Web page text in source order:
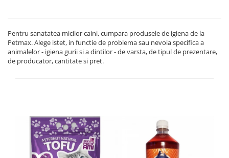
Pentru sanatatea micilor caini, cumpara produsele de igiena de la
Petmax. Alege istet, in functie de problema sau nevoia specifica a
animalelor - igiena gurii si a dintilor - de varsta, de tipul de prezentare,
de producator, cantitate si pret.